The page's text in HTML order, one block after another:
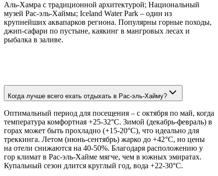
Аль-Хамра с традиционной архитектурой; Национальный
музей Рас-эль-Хаймы; Iceland Water Park – один из
крупнейших аквапарков региона. Популярны горные походы,
джип-сафари по пустыне, каякинг в мангровых лесах и
рыбалка в заливе.
Когда лучше всего ехать отдыхать в Рас-эль-Хайму?
Оптимальный период для посещения – с октября по май, когда
температура комфортная +25-32°C. Зимой (декабрь-февраль) в
горах может быть прохладно (+15-20°C), что идеально для
треккинга. Летом (июнь-сентябрь) жарко до +42°C, но цены
на отели снижаются на 40-50%. Благодаря расположению у
гор климат в Рас-эль-Хайме мягче, чем в южных эмиратах.
Купальный сезон длится круглый год, вода +22-30°C.